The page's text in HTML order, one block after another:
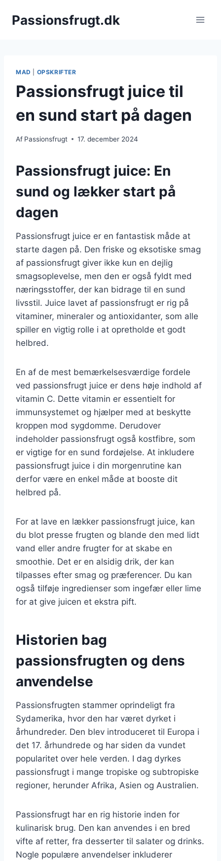
Passionsfrugt.dk
MAD OPSKRIFTER
Passionsfrugt juice til
en sund start på dagen
Af Passionsfrugt 17. december 2024
Passionsfrugt juice: En
sund og lækker start på
dagen
Passionsfrugt juice er en fantastisk måde at
starte dagen på. Den friske og eksotiske smag
af passionsfrugt giver ikke kun en dejlig
smagsoplevelse, men den er også fyldt med
næringsstoffer, der kan bidrage til en sund
livsstil. Juice lavet af passionsfrugt er rig på
vitaminer, mineraler og antioxidanter, som alle
spiller en vigtig rolle i at opretholde et godt
helbred.
En af de mest bemærkelsesværdige fordele
ved passionsfrugt juice er dens høje indhold af
vitamin C. Dette vitamin er essentielt for
immunsystemet og hjælper med at beskytte
kroppen mod sygdomme. Derudover
indeholder passionsfrugt også kostfibre, som
er vigtige for en sund fordøjelse. At inkludere
passionsfrugt juice i din morgenrutine kan
derfor være en enkel måde at booste dit
helbred på.
For at lave en lækker passionsfrugt juice, kan
du blot presse frugten og blande den med lidt
vand eller andre frugter for at skabe en
smoothie. Det er en alsidig drik, der kan
tilpasses efter smag og præferencer. Du kan
også tilføje ingredienser som ingefær eller lime
for at give juicen et ekstra pift.
Historien bag
passionsfrugten og dens
anvendelse
Passionsfrugten stammer oprindeligt fra
Sydamerika, hvor den har været dyrket i
århundreder. Den blev introduceret til Europa i
det 17. århundrede og har siden da vundet
popularitet over hele verden. I dag dyrkes
passionsfrugt i mange tropiske og subtropiske
regioner, herunder Afrika, Asien og Australien.
Passionsfrugt har en rig historie inden for
kulinarisk brug. Den kan anvendes i en bred
vifte af retter, fra desserter til salater og drinks.
Nogle populære anvendelser inkluderer